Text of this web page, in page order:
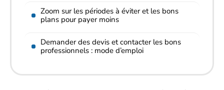
Zoom sur les périodes à éviter et les bons
plans pour payer moins
Demander des devis et contacter les bons
professionnels : mode d’emploi